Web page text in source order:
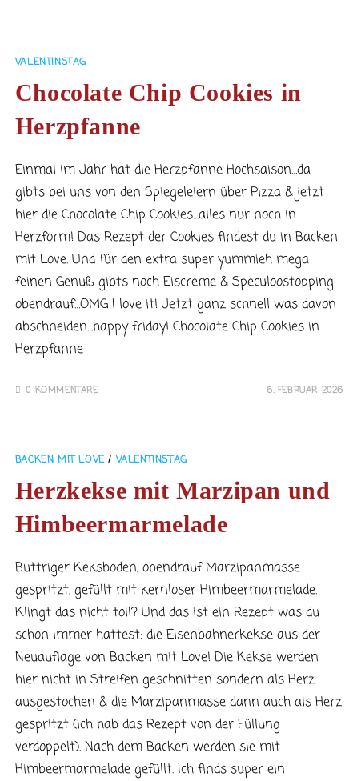
VALENTINSTAG
Chocolate Chip Cookies in
Herzpfanne
Einmal im Jahr hat die Herzpfanne Hochsaison…da
gibts bei uns von den Spiegeleiern über Pizza & jetzt
hier die Chocolate Chip Cookies…alles nur noch in
Herzform! Das Rezept der Cookies findest du in Backen
mit Love. Und für den extra super yummieh mega
feinen Genuß gibts noch Eiscreme & Speculoostopping
obendrauf…OMG I love it! Jetzt ganz schnell was davon
abschneiden…happy friday! Chocolate Chip Cookies in
Herzpfanne
0 KOMMENTARE 6. FEBRUAR 2026
BACKEN MIT LOVE/VALENTINSTAG
Herzkekse mit Marzipan und
Himbeermarmelade
Buttriger Keksboden, obendrauf Marzipanmasse
gespritzt, gefüllt mit kernloser Himbeermarmelade.
Klingt das nicht toll? Und das ist ein Rezept was du
schon immer hattest: die Eisenbahnerkekse aus der
Neuauflage von Backen mit Love! Die Kekse werden
hier nicht in Streifen geschnitten sondern als Herz
ausgestochen & die Marzipanmasse dann auch als Herz
gespritzt (ich hab das Rezept von der Füllung
verdoppelt). Nach dem Backen werden sie mit
Himbeermarmelade gefüllt. Ich finds super ein